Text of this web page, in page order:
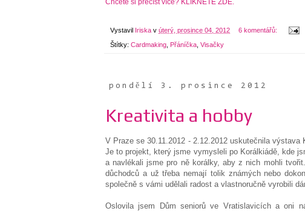
Vystavil Iriska v úterý, prosince 04, 2012 6 komentářů:
Štítky: Cardmaking Přáníčka Visačky
pondělí 3. prosince 2012
Kreativita a hobby
V Praze se 30.11.2012 - 2.12.2012 uskutečnila
Je to projekt, který jsme vymysleli po Korálkiádě, kde
a navlékali jsme pro ně korálky, aby z nich mohli
důchodců a už třeba nemají tolik známých nebo
společně s vámi udělali radost a vlastnoručně vyrobili
Oslovila jsem Dům seniorů ve Vratislavicích a oni